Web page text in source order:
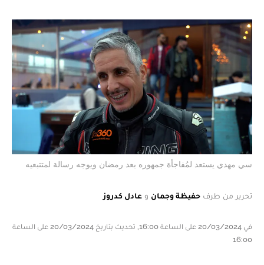
سي مهدي يستعد لمُفاجأة جمهوره بعد رمضان ويوجه رسالة لمتتبعيه
تحرير من طرف حفيظة وجمان و عادل كدروز
في 20/03/2024 على الساعة 16:00, تحديث بتاريخ 20/03/2024 على الساعة
16:00